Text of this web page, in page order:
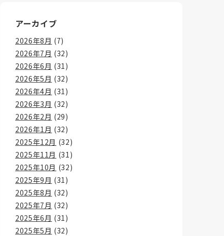
アーカイブ
2026年8月 (7)
2026年7月 (32)
2026年6月 (31)
2026年5月 (32)
2026年4月 (31)
2026年3月 (32)
2026年2月 (29)
2026年1月 (32)
2025年12月 (32)
2025年11月 (31)
2025年10月 (32)
2025年9月 (31)
2025年8月 (32)
2025年7月 (32)
2025年6月 (31)
2025年5月 (32)